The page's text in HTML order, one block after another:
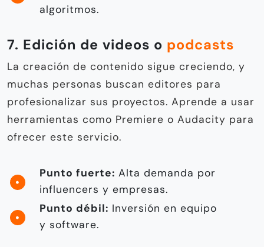
algoritmos.
7. Edición de videos o podcasts
La creación de contenido sigue creciendo, y
muchas personas buscan editores para
profesionalizar sus proyectos. Aprende a usar
herramientas como Premiere o Audacity para
ofrecer este servicio.
Punto fuerte: Alta demanda por
influencers y empresas.
Punto débil: Inversión en equipo
y software.